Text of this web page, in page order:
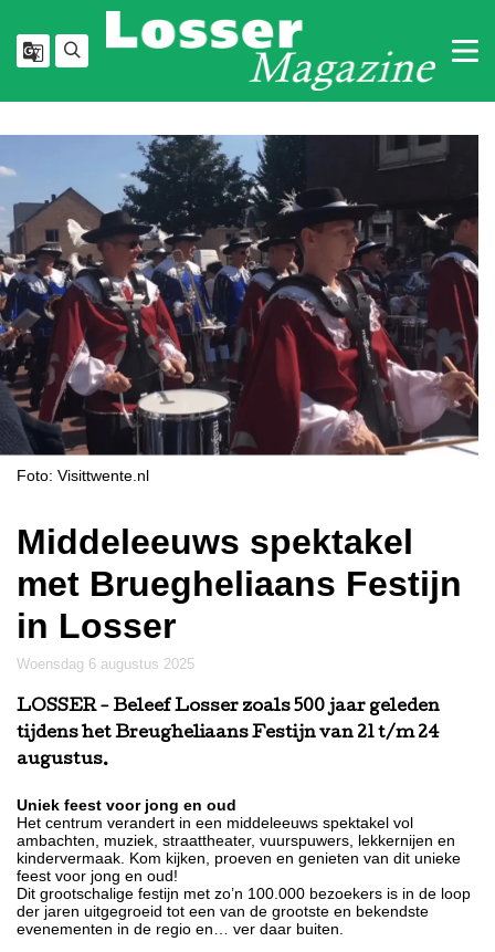
Foto: Visittwente.nl
Middeleeuws spektakel
met Bruegheliaans Festijn
in Losser
woensdag 6 augustus 2025
LOSSER- Beleef Losser zoals 500 jaar geleden
tijdens het Breugheliaans Festijn van 21 t/m 24
augustus.
Uniek feest voor jong en oud
Het centrum verandert in een middeleeuws spektakel vol
ambachten, muziek, straattheater, vuurspuwers, lekkernijen en
kindervermaak. Kom kijken, proeven en genieten van dit unieke
feest voor jong en oud!
Dit grootschalige festijn met zo’n 100.000 bezoekers is in de loop
der jaren uitgegroeid tot een van de grootste en bekendste
evenementen in de regio en… ver daar buiten.